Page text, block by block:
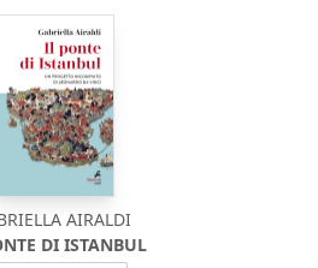
AIRALDI
DI ISTANBUL